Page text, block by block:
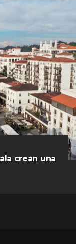
crean una